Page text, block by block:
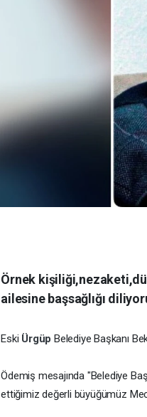
Örnek
ailesine başsağlığı
Eski Ürgüp Belediye Başkanı
Ödemiş mesajında "Belediye
ettiğimiz değerli büyüğümüz